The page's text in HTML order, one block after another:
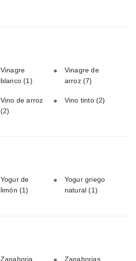
Vinagre
blanco(1)
Vinagre de
arroz(7)
Vino de arroz
(2)
Vino tinto(2)
Yogur de
limón (1)
Yogur griego
natural(1)
Zanahoria Zanahorias